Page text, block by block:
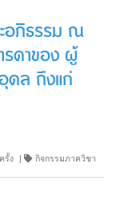
อภิธรรม ณ
ดาของ ผู้
ดล ถึงแก่
รั้ง กิจกรรมภาควิชา